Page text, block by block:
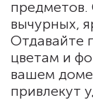
предметов.
вычурных,
Отдавайте
цветам и
вашем
привлекут